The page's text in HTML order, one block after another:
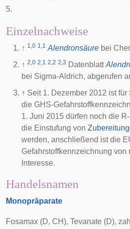
5.
Einzelnachweise
↑ 1,0 1,1 Alendronsäure bei
↑ 2,0 2,1 2,2 2,3 Datenblatt
bei Sigma-Aldrich, abgerufen
↑ Seit 1. Dezember 2012 ist für
die GHS-
1. Juni 2015 dürfen noch die
die Einstufung von
werden, anschließend ist die
Gefahrstoffkennzeichnung von
Interesse.
Handelsnamen
Monopräparate
Fosamax (D, CH), Tevanate (D),